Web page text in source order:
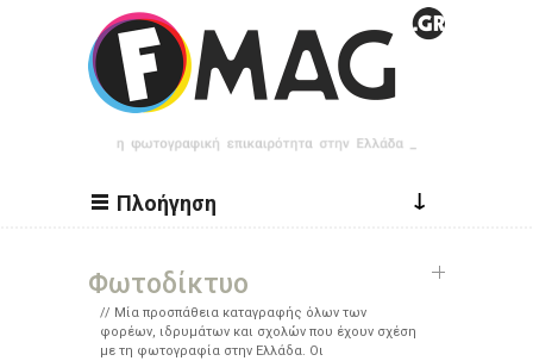
Παράκαμψη προς το κυρίως περιεχόμενο
Πλοήγηση ↓
Φωτοδίκτυο
Μία προσπάθεια καταγραφής όλων των
φορέων, ιδρυμάτων και σχολών που έχουν σχέση
με τη φωτογραφία στην Ελλάδα. Οι